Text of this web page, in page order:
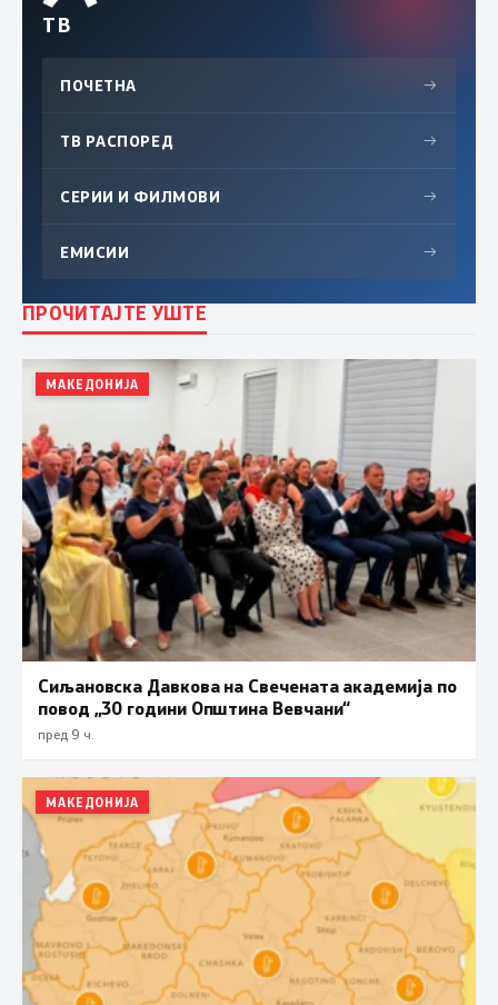
ТВ
ПОЧЕТНА →
ТВ РАСПОРЕД →
СЕРИИ И ФИЛМОВИ →
ЕМИСИИ →
ПРОЧИТАЈТЕ УШТЕ
МАКЕДОНИЈА
Сиљановска Давкова на Свечената академија по
повод „30 години Општина Вевчани“
пред 9 ч.
МАКЕДОНИЈА